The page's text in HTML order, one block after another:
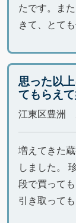
たです。ま
きて、とて
思った以
てもらえ
江東区豊洲
増えてきた
しました。
段で買って
引き取って